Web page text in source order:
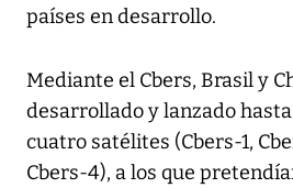
países en desarrollo.
Mediante el Cbers, Brasil y
desarrollado y lanzado
cuatro satélites (Cbers-1,
Cbers-4), a los que